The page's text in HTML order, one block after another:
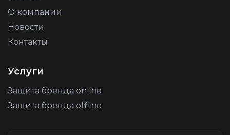
О компании
Новости
Контакты
Услуги
Защита бренда online
Защита бренда offline